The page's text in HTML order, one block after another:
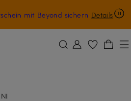
ZUM SUCHFELD ÜBERSPRINGEN
mit Beyond sichern Details